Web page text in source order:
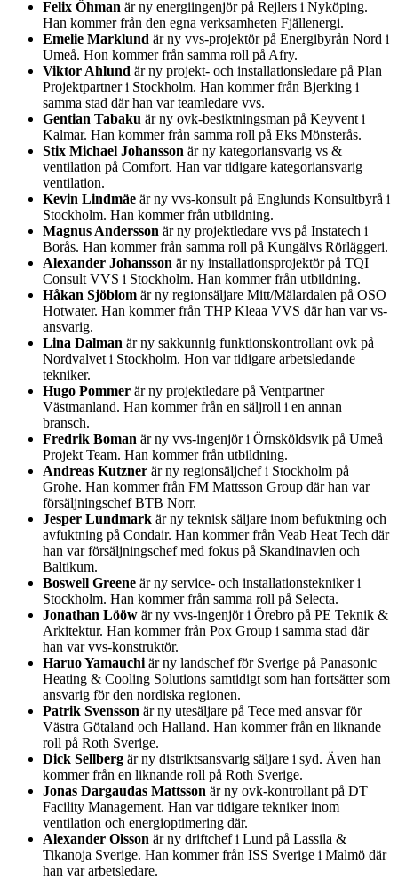
Felix Öhman är ny energiingenjör på Rejlers i Nyköping.
Han kommer från den egna verksamheten Fjällenergi.
Emelie Marklund är ny vvs-projektör på Energibyrån Nord i
Umeå. Hon kommer från samma roll på Afry.
Viktor Ahlund är ny projekt- och installationsledare på Plan
Projektpartner i Stockholm. Han kommer från Bjerking i
samma stad där han var teamledare vvs.
Gentian Tabaku är ny ovk-besiktningsman på Keyvent i
Kalmar. Han kommer från samma roll på Eks Mönsterås.
Stix Michael Johansson är ny kategoriansvarig vs &
ventilation på Comfort. Han var tidigare kategoriansvarig
ventilation.
Kevin Lindmäe är ny vvs-konsult på Englunds Konsultbyrå i
Stockholm. Han kommer från utbildning.
Magnus Andersson är ny projektledare vvs på Instatech i
Borås. Han kommer från samma roll på Kungälvs Rörläggeri.
Alexander Johansson är ny installationsprojektör på TQI
Consult VVS i Stockholm. Han kommer från utbildning.
Håkan Sjöblom är ny regionsäljare Mitt/Mälardalen på OSO
Hotwater. Han kommer från THP Kleaa VVS där han var vs-
ansvarig.
Lina Dalman är ny sakkunnig funktionskontrollant ovk på
Nordvalvet i Stockholm. Hon var tidigare arbetsledande
tekniker.
Hugo Pommer är ny projektledare på Ventpartner
Västmanland. Han kommer från en säljroll i en annan
bransch.
Fredrik Boman är ny vvs-ingenjör i Örnsköldsvik på Umeå
Projekt Team. Han kommer från utbildning.
Andreas Kutzner är ny regionsäljchef i Stockholm på
Grohe. Han kommer från FM Mattsson Group där han var
försäljningschef BTB Norr.
Jesper Lundmark är ny teknisk säljare inom befuktning och
avfuktning på Condair. Han kommer från Veab Heat Tech där
han var försäljningschef med fokus på Skandinavien och
Baltikum.
Boswell Greene är ny service- och installationstekniker i
Stockholm. Han kommer från samma roll på Selecta.
Jonathan Lööw är ny vvs-ingenjör i Örebro på PE Teknik &
Arkitektur. Han kommer från Pox Group i samma stad där
han var vvs-konstruktör.
Haruo Yamauchiär ny landschef för Sverige på Panasonic
Heating & Cooling Solutions samtidigt som han fortsätter som
ansvarig för den nordiska regionen.
Patrik Svensson är ny utesäljare på Tece med ansvar för
Västra Götaland och Halland. Han kommer från en liknande
roll på Roth Sverige.
Dick Sellberg är ny distriktsansvarig säljare i syd. Även han
kommer från en liknande roll på Roth Sverige.
Jonas Dargaudas Mattsson är ny ovk-kontrollant på DT
Facility Management. Han var tidigare tekniker inom
ventilation och energioptimering där.
Alexander Olsson är ny driftchef i Lund på Lassila &
Tikanoja Sverige. Han kommer från ISS Sverige i Malmö där
han var arbetsledare.